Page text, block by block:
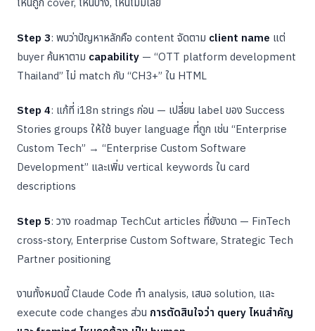
ไหนถูก cover, ไหนบาง, ไหนไม่มีเลย
Step 3: พบว่าปัญหาหลักคือ content จัดตาม client name แต่
buyer ค้นหาตาม capability — “OTT platform development
Thailand” ไม่ match กับ “CH3+” ใน HTML
Step 4: แก้ที่ i18n strings ก่อน — เปลี่ยน label ของ Success
Stories groups ให้ใช้ buyer language ที่ถูก เช่น “Enterprise
Custom Tech” → “Enterprise Custom Software
Development” และเพิ่ม vertical keywords ใน card
descriptions
Step 5: วาง roadmap TechCut articles ที่ยังขาด — FinTech
cross-story, Enterprise Custom Software, Strategic Tech
Partner positioning
งานทั้งหมดนี้ Claude Code ทำ analysis, เสนอ solution, และ
execute code changes ส่วน การตัดสินใจว่า query ไหนสำคัญ